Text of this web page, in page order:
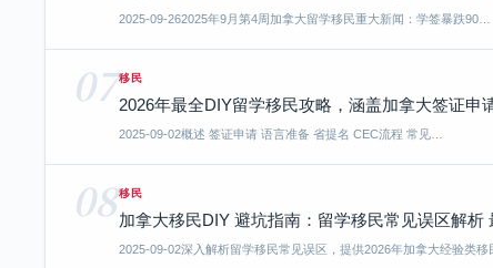
2025-09-262025年9月第4周加拿大留学移民重大新闻：学签暴跌90…
07移民
2026年最全DIY留学移民攻略，涵盖加拿大签证
2025-09-02概述 签证申请 语言准备 省提名 CEC流程 常见…
08移民
加拿大移民DIY 避坑指南：留学移民常见误区解
2025-09-02深入解析留学移民常见误区，提供2026年加拿大经验类移